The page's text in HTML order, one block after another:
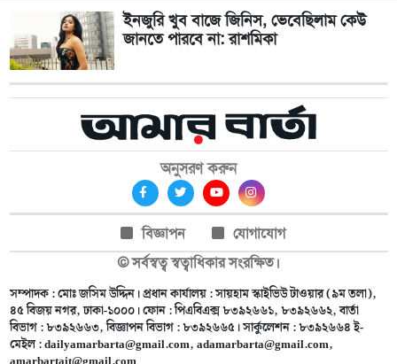
ইনজুরি খুব বাজে জিনিস, ভেবেছিলাম কেউ
জানতে পারবে না: রাশমিকা
অনুসরণ করুন
বিজ্ঞাপন
যোগাযোগ
© সর্বস্বত্ব স্বত্বাধিকার সংরক্ষিত।
সম্পাদক : মোঃ জসিম উদ্দিন। প্রধান কার্যালয় : সায়হাম স্কাইভিউ টাওয়ার (৯ম তলা),
৪৫ বিজয় নগর, ঢাকা-১০০০। ফোন : পিএবিএক্স ৮৩৯২৬৬১, ৮৩৯২৬৬২, বার্তা
বিভাগ : ৮৩৯২৬৬৩, বিজ্ঞাপন বিভাগ : ৮৩৯২৬৬৫। সার্কুলেশন : ৮৩৯২৬৬৪ ই-
মেইল :dailyamarbarta@gmail.com,adamarbarta@gmail.com,